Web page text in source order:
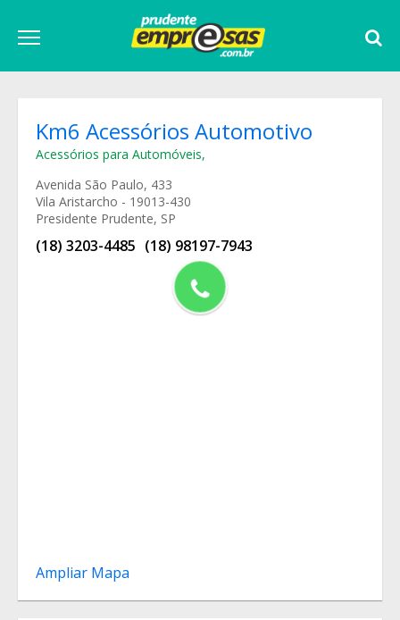
Km6 Acessórios Automotivo
Acessórios para Automóveis,
Avenida São Paulo, 433
Vila Aristarcho - 19013-430
Presidente Prudente, SP
(18) 3203-4485 (18) 98197-7943
Ampliar Mapa